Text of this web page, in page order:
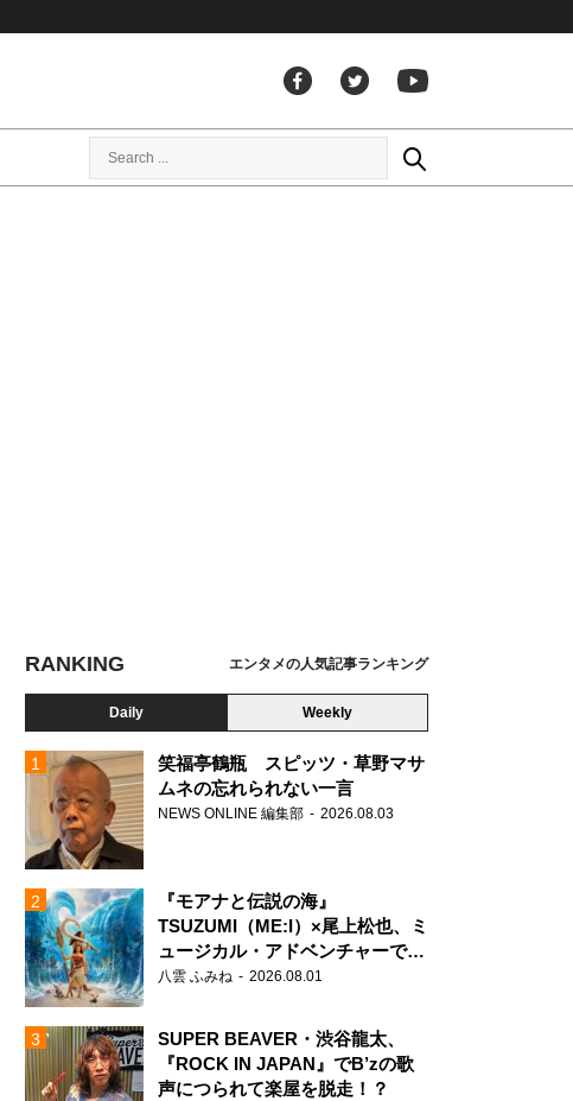
RANKING エンタメの人気記事ランキング
Daily Weekly
笑福亭鶴瓶 スピッツ・草野マサ
ムネの忘れられない一言
NEWS ONLINE 編集部 2026.08.03
『モアナと伝説の海』
TSUZUMI（ME:I）×尾上松也、ミ
ュージカル・アドベンチャーで美
声を響かせる
八雲 ふみね 2026.08.01
SUPER BEAVER・渋谷龍太、
『ROCK IN JAPAN』でB’zの歌
声につられて楽屋を脱走！？